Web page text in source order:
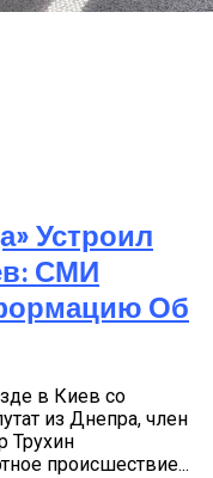
Устроил
СМИ
Об
в Киев со
из Днепра, член
Трухин
происшествие...